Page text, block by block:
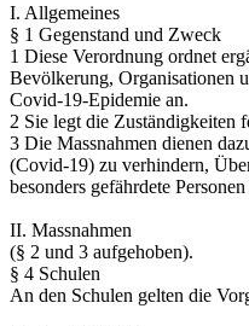
I. Allgemeines
§ 1 Gegenstand und Zweck
1 Diese Verordnung ordnet
Bevölkerung, Organisationen
Covid-19-Epidemie an.
2 Sie legt die Zuständigkeiten
3 Die Massnahmen dienen
(Covid-19) zu verhindern,
besonders gefährdete
II. Massnahmen
(§ 2 und 3 aufgehoben).
§ 4 Schulen
An den Schulen gelten die